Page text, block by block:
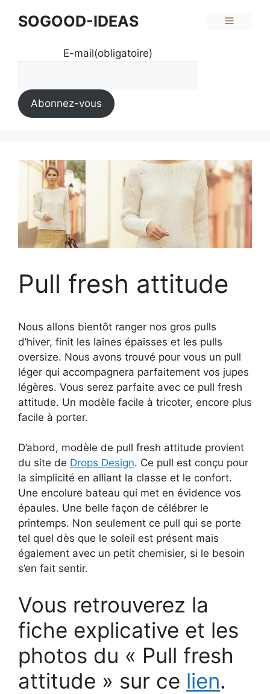
SOGOOD-IDEAS Menu
E-mail(obligatoire)
Abonnez-vous
Pull fresh attitude
Nous allons bientôt ranger nos gros pulls
d’hiver, finit les laines épaisses et les pulls
oversize. Nous avons trouvé pour vous un pull
léger qui accompagnera parfaitement vos jupes
légères. Vous serez parfaite avec ce pull fresh
attitude. Un modèle facile à tricoter, encore plus
facile à porter.
D’abord, modèle de pull fresh attitude provient
du site de Drops Design. Ce pull est conçu pour
la simplicité en alliant la classe et le confort.
Une encolure bateau qui met en évidence vos
épaules. Une belle façon de célébrer le
printemps. Non seulement ce pull qui se porte
tel quel dès que le soleil est présent mais
également avec un petit chemisier, si le besoin
s’en fait sentir.
Vous retrouverez la
fiche explicative et les
photos du « Pull fresh
attitude » sur ce lien.